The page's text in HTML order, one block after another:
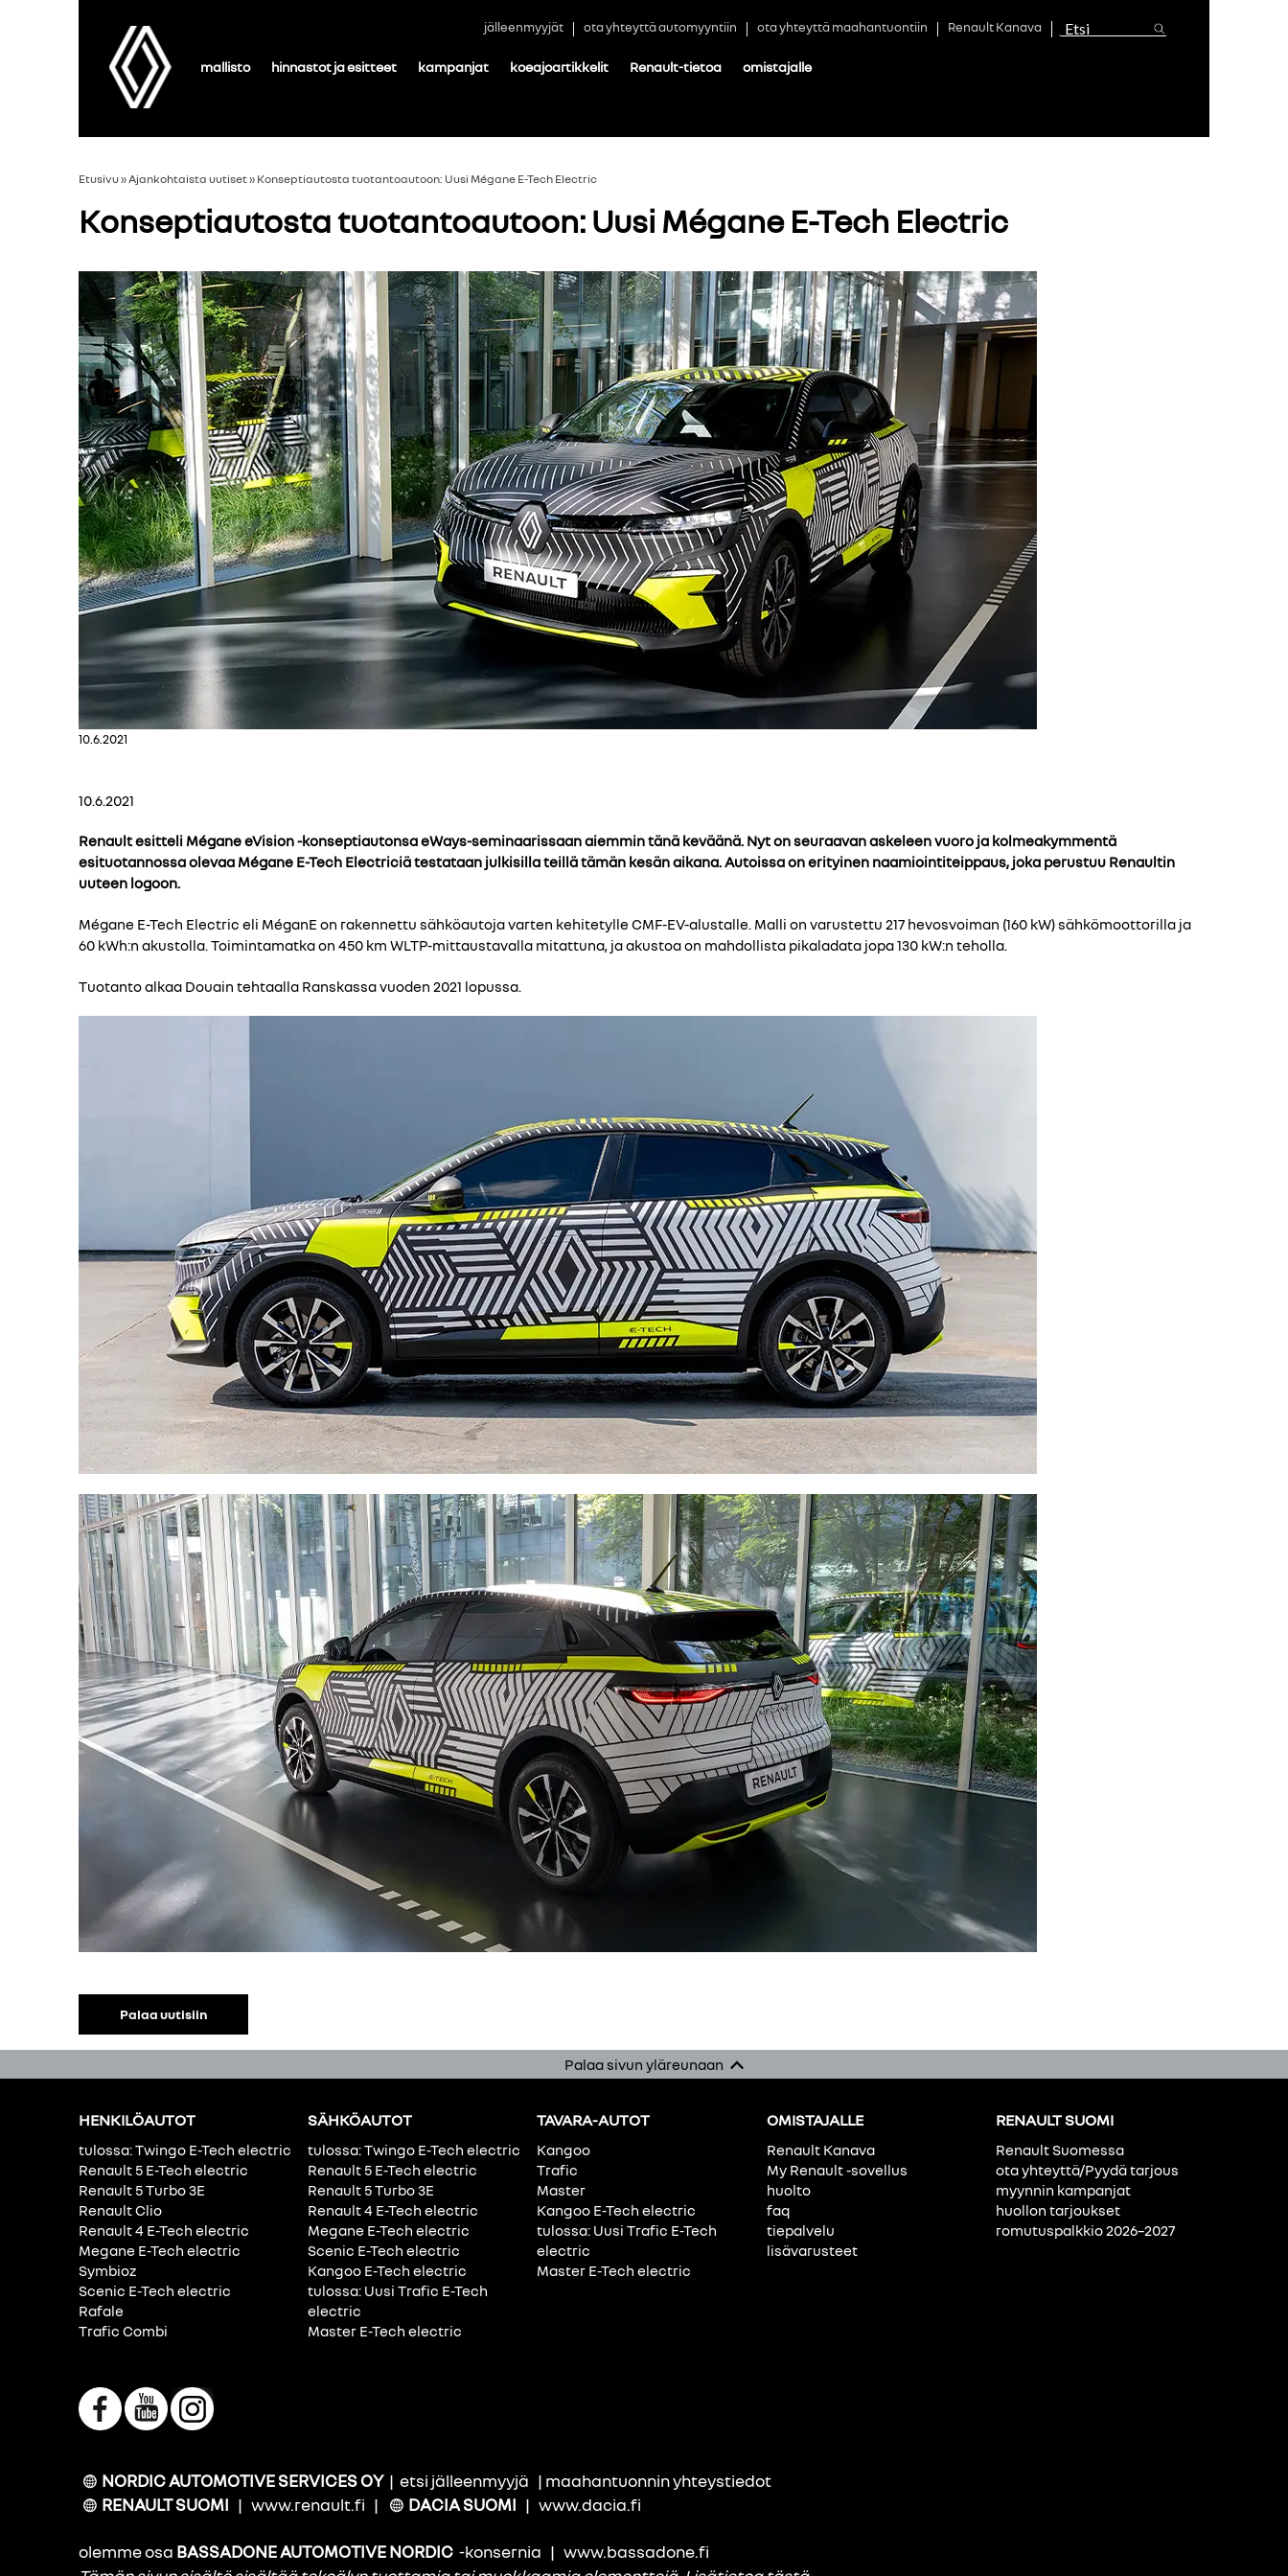
jälleenmyyjät ota yhteyttä automyyntiin ota yhteyttä maahantuontiin Renault Kanava
mallisto hinnastot ja esitteet kampanjat koeajoartikkelit Renault-tietoa omistajalle
Etusivu»Ajankohtaista uutiset» Konseptiautosta tuotantoautoon: Uusi Mégane E-Tech Electric
Konseptiautosta tuotantoautoon: Uusi Mégane E-Tech Electric
10.6.2021
10.6.2021
Renault esitteli Mégane eVision -konseptiautonsa eWays-seminaarissaan aiemmin tänä keväänä. Nyt on seuraavan askeleen vuoro ja kolmeakymmentä
esituotannossa olevaa Mégane E-Tech Electriciä testataan julkisilla teillä tämän kesän aikana. Autoissa on erityinen naamiointiteippaus, joka perustuu Renaultin
uuteen logoon.
Mégane E-Tech Electric eli MéganE on rakennettu sähköautoja varten kehitetylle CMF-EV-alustalle. Malli on varustettu 217 hevosvoiman (160 kW) sähkömoottorilla ja
60 kWh:n akustolla. Toimintamatka on 450 km WLTP-mittaustavalla mitattuna, ja akustoa on mahdollista pikaladata jopa 130 kW:n teholla.
Tuotanto alkaa Douain tehtaalla Ranskassa vuoden 2021 lopussa.
Palaa uutisiin
Palaa sivun yläreunaan
HENKILÖAUTOT
tulossa: Twingo E-Tech electric
Renault 5 E-Tech electric
Renault 5 Turbo 3E
Renault Clio
Renault 4 E-Tech electric
Megane E-Tech electric
Symbioz
Scenic E-Tech electric
Rafale
Trafic Combi
SÄHKÖAUTOT
tulossa: Twingo E-Tech electric
Renault 5 E-Tech electric
Renault 5 Turbo 3E
Renault 4 E-Tech electric
Megane E-Tech electric
Scenic E-Tech electric
Kangoo E-Tech electric
tulossa: Uusi Trafic E-Tech
electric
Master E-Tech electric
TAVARA-AUTOT
Kangoo
Trafic
Master
Kangoo E-Tech electric
tulossa: Uusi Trafic E-Tech
electric
Master E-Tech electric
OMISTAJALLE
Renault Kanava
My Renault -sovellus
huolto
faq
tiepalvelu
lisävarusteet
RENAULT SUOMI
Renault Suomessa
ota yhteyttä/Pyydä tarjous
myynnin kampanjat
huollon tarjoukset
romutuspalkkio 2026–2027
NORDIC AUTOMOTIVE SERVICES OY | etsi jälleenmyyjä | maahantuonnin yhteystiedot
RENAULT SUOMI | www.renault.fi | DACIA SUOMI | www.dacia.fi
olemme osa BASSADONE AUTOMOTIVE NORDIC -konsernia | www.bassadone.fi